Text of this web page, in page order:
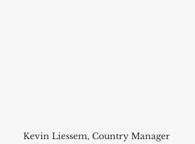
Kevin Liessem, Country Manager